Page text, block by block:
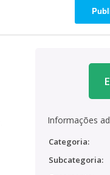
Informações
Categoria:
Subcategoria: